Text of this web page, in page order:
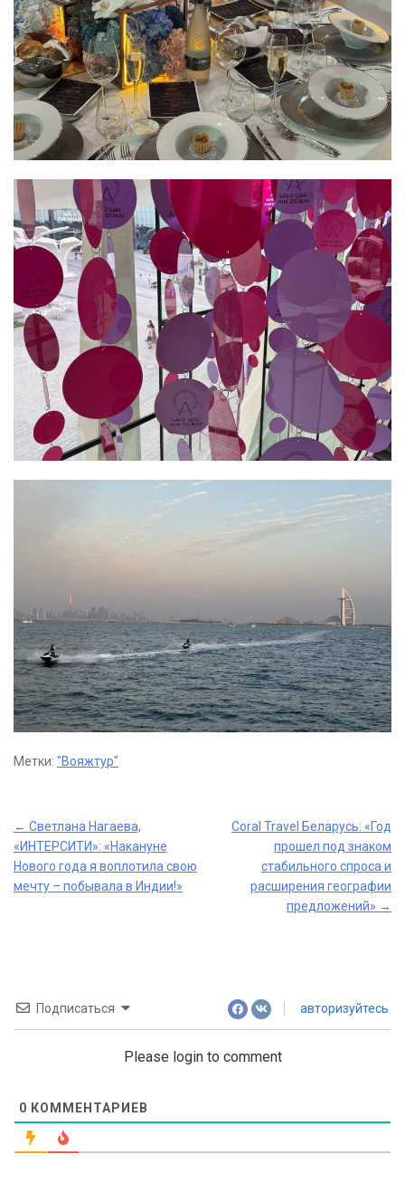
Метки: "Вояжтур"
Post
navigation
← Светлана Нагаева,
«ИНТЕРСИТИ»: «Накануне
Нового года я воплотила свою
мечту – побывала в Индии!»
Coral Travel Беларусь: «Год
прошел под знаком
стабильного спроса и
расширения географии
предложений» →
Подписаться авторизуйтесь
Please login to comment
0 КОММЕНТАРИЕВ